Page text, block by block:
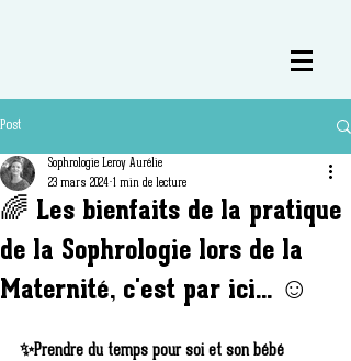
Post
🌈 Les bienfaits de la pratique
de la Sophrologie lors de la
Maternité, c'est par ici... ☺️
Sophrologie Leroy Aurélie
23 mars 2024 1 min de lecture
✨Prendre du temps pour soi et son bébé